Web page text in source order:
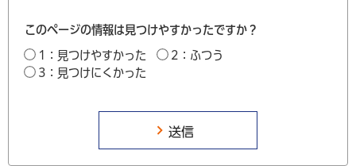
このページの情報は見つけやすかったですか？
1：見つけやすかった
2：ふつう
3：見つけにくかった